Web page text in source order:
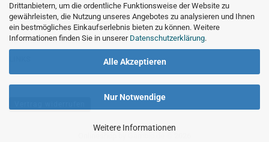
Drittanbietern, um die ordentliche Funktionsweise der Website zu
gewährleisten, die Nutzung unseres Angebotes zu analysieren und Ihnen
ein bestmögliches Einkaufserlebnis bieten zu können. Weitere
Informationen finden Sie in unserer Datenschutzerklärung.
Alle Akzeptieren
Nur Notwendige
Weitere Informationen